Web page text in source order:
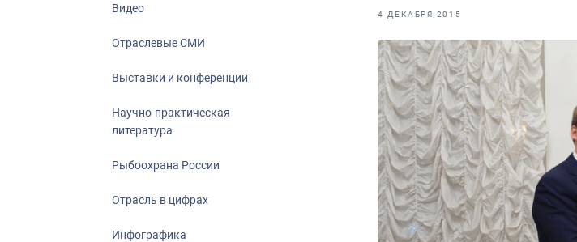
Видео
Отраслевые СМИ
Выставки и конференции
Научно-практическая
литература
Рыбоохрана России
Отрасль в цифрах
Инфографика
4 ДЕКАБРЯ 2015